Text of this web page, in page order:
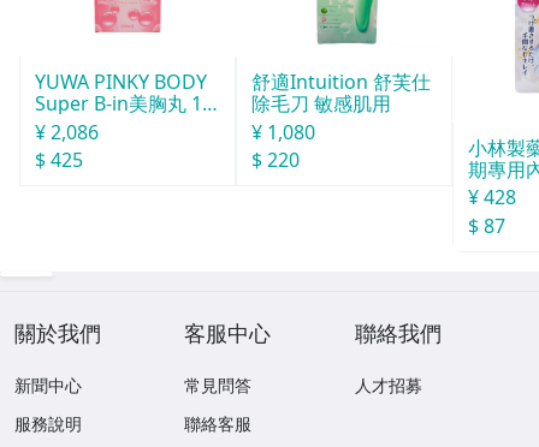
YUWA PINKY BODY
Super B-in美胸丸 15
0粒
¥ 2,086
$ 425
舒適Intuition 舒芙仕
除毛刀 敏感肌用
¥ 1,080
$ 220
小林製
期專用
劑
¥ 428
$ 87
關於我們
新聞中心
服務說明
客服中心
常見問答
聯絡客服
聯絡我們
人才招募